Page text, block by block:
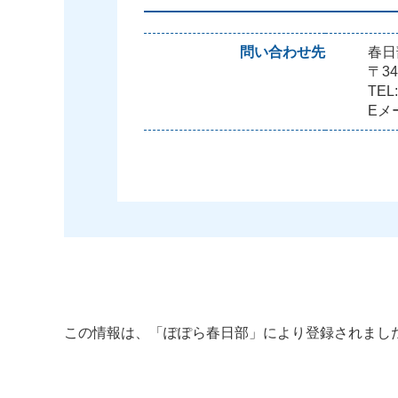
問い合わせ先
春
〒
Eメ
この情報は、「ぽぽら春日部」により登録されまし